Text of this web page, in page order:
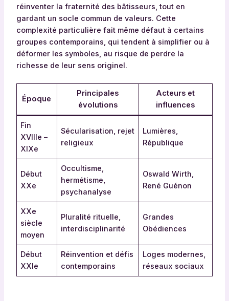
réinventer la fraternité des bâtisseurs, tout en
gardant un socle commun de valeurs. Cette
complexité particulière fait même défaut à certains
groupes contemporains, qui tendent à simplifier ou à
déformer les symboles, au risque de perdre la
richesse de leur sens originel.
Époque
Principales
évolutions
Acteurs et
influences
Fin
XVIIIe –
XIXe
Sécularisation, rejet
religieux
Lumières,
République
Début
XXe
Occultisme,
hermétisme,
psychanalyse
Oswald Wirth,
René Guénon
XXe
siècle
moyen
Pluralité rituelle,
interdisciplinarité
Grandes
Obédiences
Début
XXIe
Réinvention et défis
contemporains
Loges modernes,
réseaux sociaux